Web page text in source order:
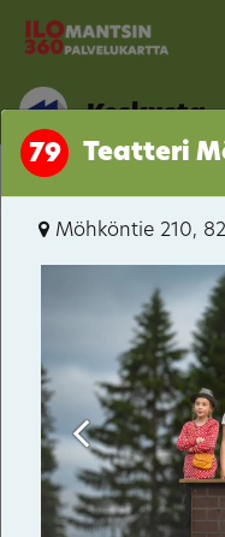
Keskusta
79 Teatteri
Möhköntie 210,